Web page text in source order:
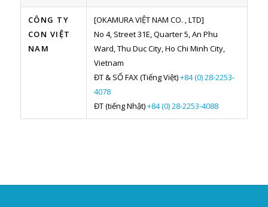
CÔNG TY
CON VIỆT
NAM
[OKAMURA VIỆT NAM CO. , LTD]
No 4, Street 31E, Quarter 5, An Phu
Ward, Thu Duc City, Ho Chi Minh City,
Vietnam
ĐT & SỐ FAX (Tiếng Việt)+84 (0) 28-2253-
4078
ĐT (tiếng Nhật)+84 (0) 28-2253-4088